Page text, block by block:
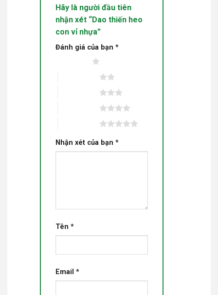
Hãy là người đầu tiên
nhận xét “Dao thiến heo
con vỉ nhựa”
Đánh giá của bạn *
Nhận xét của bạn *
Tên *
Email *